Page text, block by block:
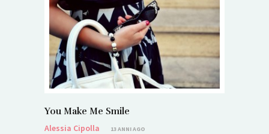
You Make Me Smile
Alessia Cipolla
13 ANNI AGO